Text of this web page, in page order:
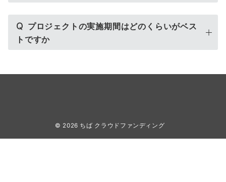
Q プロジェクトの実施期間はどのくらいがベス
トですか
© 2026 ちば クラウドファンディング